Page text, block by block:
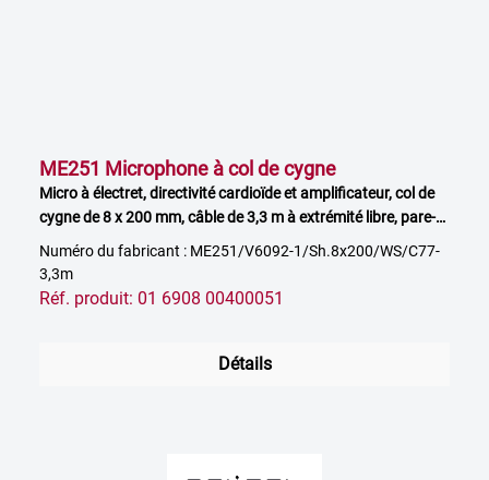
ME251 Microphone à col de cygne
Micro à électret, directivité cardioïde et amplificateur, col de
cygne de 8 x 200 mm, câble de 3,3 m à extrémité libre, pare-
vent inclus
Numéro du fabricant : ME251/V6092-1/Sh.8x200/WS/C77-
3,3m
Réf. produit: 01 6908 00400051
Détails